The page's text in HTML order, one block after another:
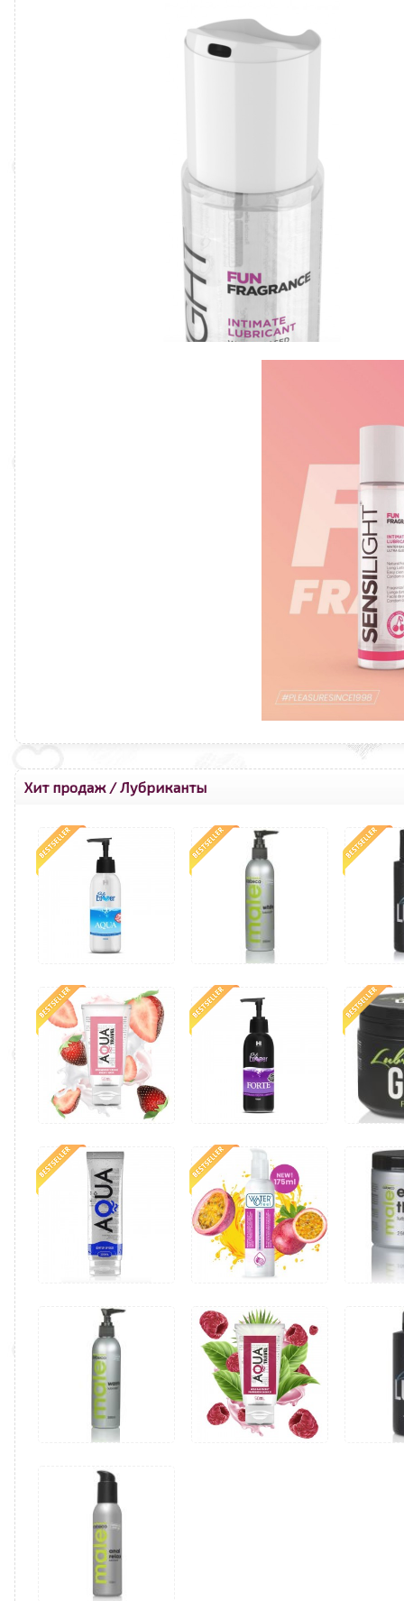
Хит продаж/Лубриканты